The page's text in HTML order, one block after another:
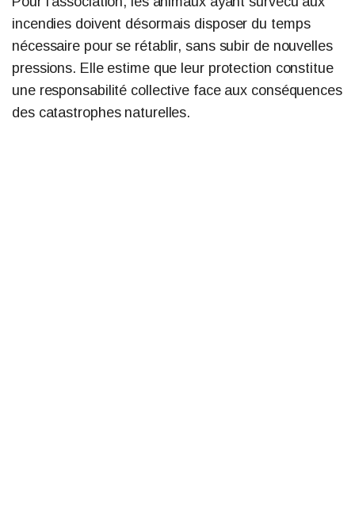
incendies doivent désormais disposer du temps
nécessaire pour se rétablir, sans subir de nouvelles
pressions. Elle estime que leur protection constitue
une responsabilité collective face aux conséquences
des catastrophes naturelles.